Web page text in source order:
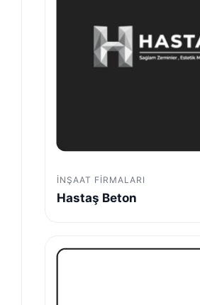
İNŞAAT FIRMALARI
Hastaş Beton